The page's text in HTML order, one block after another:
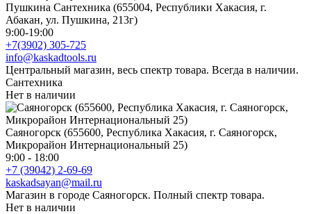
Пушкина Сантехника (655004, Республики Хакасия, г.
Абакан, ул. Пушкина, 213г)
9:00-19:00
+7(3902) 305-725
info@kaskadtools.ru
Центральный магазин, весь спектр товара. Всегда в наличии.
Сантехника
Нет в наличии
Саяногорск (655600, Республика Хакасия, г. Саяногорск,
Микрорайон Интернациональный 25)
9:00 - 18:00
+7 (39042) 2-69-69
kaskadsayan@mail.ru
Магазин в городе Саяногорск. Полный спектр товара.
Нет в наличии